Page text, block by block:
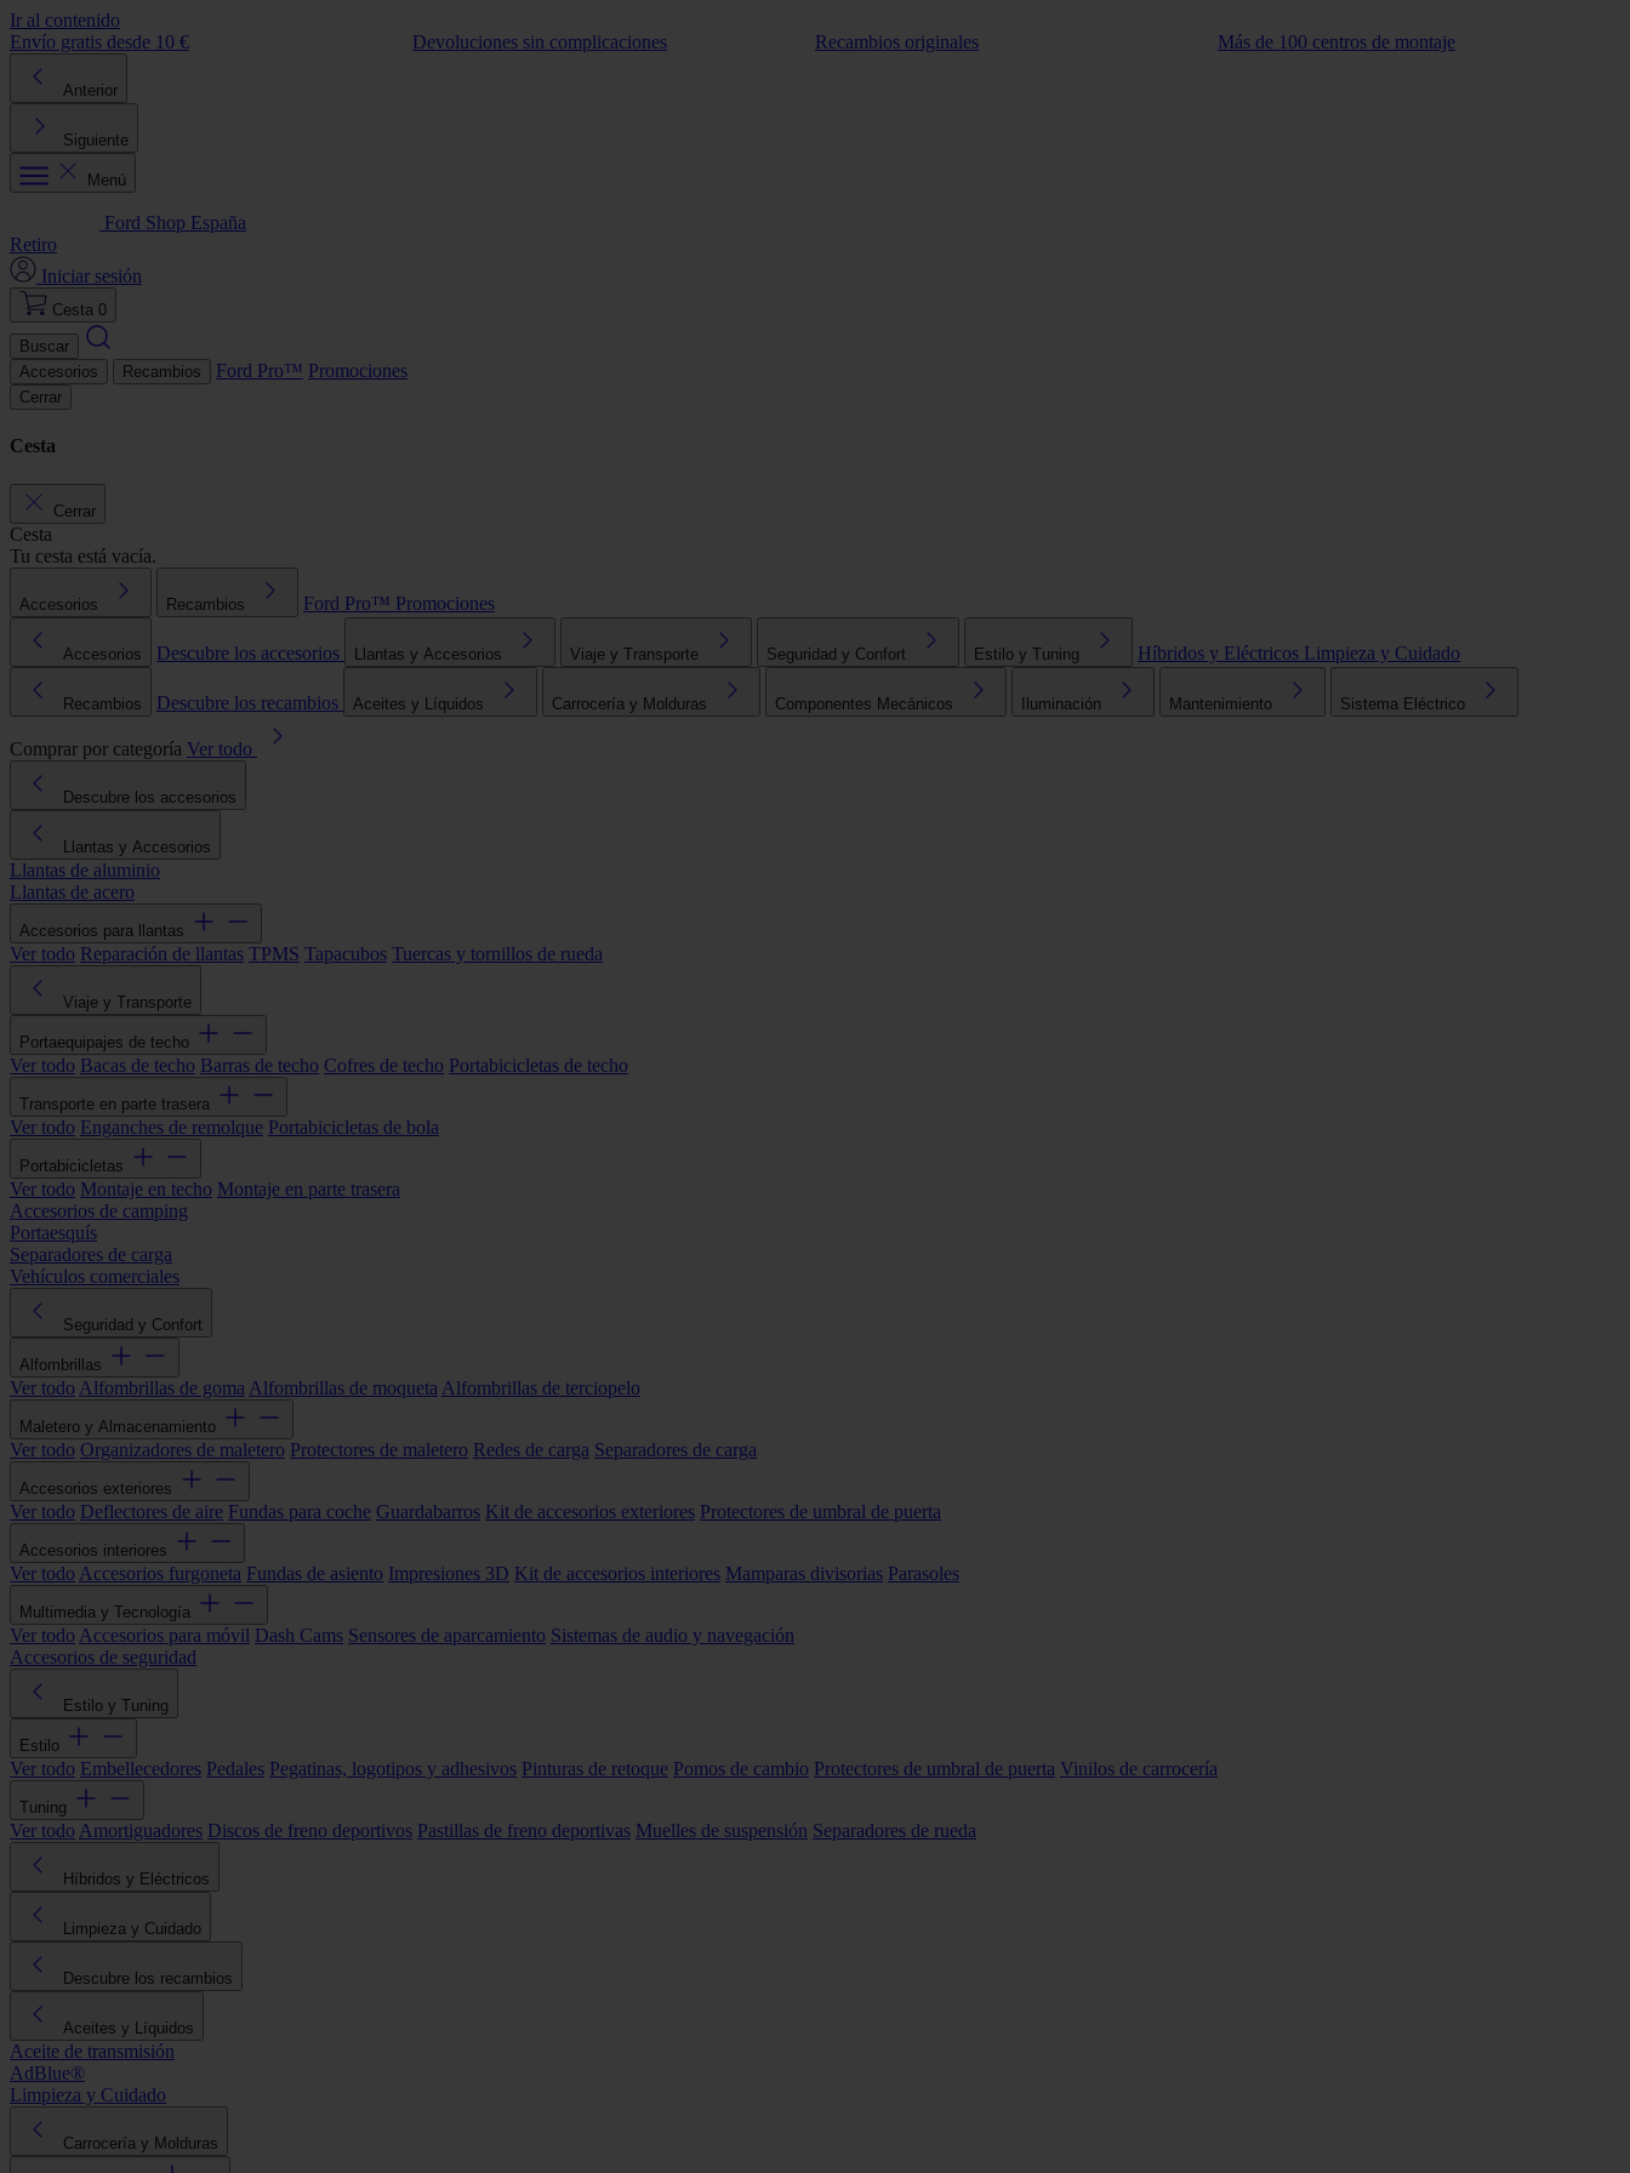
Ir al contenido
Envío gratis desde 10 €
Devoluciones sin complicaciones Recambios originales Más de 100 centros de montaje
Anterior
Siguiente
Menú
Ford Shop España
Retiro
Iniciar sesión
Cesta 0
Buscar
Accesorios
Recambios Ford Pro™ Promociones
Cerrar
Cesta
Cerrar
Cesta
Tu cesta está vacía.
Accesorios Recambios Ford Pro™ Promociones
Accesorios Descubre los accesorios Llantas y Accesorios Viaje y Transporte Seguridad y Confort Estilo y Tuning Híbridos y Eléctricos Limpieza y Cuidado
Recambios Descubre los recambios Aceites y Líquidos Carrocería y Molduras Componentes Mecánicos Iluminación Mantenimiento Sistema Eléctrico
Comprar por categoría Ver todo
Descubre los accesorios
Llantas y Accesorios
Llantas de aluminio
Llantas de acero
Accesorios para llantas
Ver todo Reparación de llantas TPMS Tapacubos Tuercas y tornillos de rueda
Viaje y Transporte
Portaequipajes de techo
Ver todo Bacas de techo Barras de techo Cofres de techo Portabicicletas de techo
Transporte en parte trasera
Ver todo Enganches de remolque Portabicicletas de bola
Portabicicletas
Ver todo Montaje en techo Montaje en parte trasera
Accesorios de camping
Portaesquís
Separadores de carga
Vehículos comerciales
Seguridad y Confort
Alfombrillas
Ver todo Alfombrillas de goma Alfombrillas de moqueta Alfombrillas de terciopelo
Maletero y Almacenamiento
Ver todo Organizadores de maletero Protectores de maletero Redes de carga Separadores de carga
Accesorios exteriores
Ver todo Deflectores de aire Fundas para coche Guardabarros Kit de accesorios exteriores Protectores de umbral de puerta
Accesorios interiores
Ver todo Accesorios furgoneta Fundas de asiento Impresiones 3D Kit de accesorios interiores Mamparas divisorias Parasoles
Multimedia y Tecnología
Ver todo Accesorios para móvil Dash Cams Sensores de aparcamiento Sistemas de audio y navegación
Accesorios de seguridad
Estilo y Tuning
Estilo
Ver todo Embellecedores Pedales Pegatinas, logotipos y adhesivos Pinturas de retoque Pomos de cambio Protectores de umbral de puerta Vinilos de carrocería
Tuning
Ver todo Amortiguadores Discos de freno deportivos Pastillas de freno deportivas Muelles de suspensión Separadores de rueda
Híbridos y Eléctricos
Limpieza y Cuidado
Descubre los recambios
Aceites y Líquidos
Aceite de transmisión
AdBlue®
Limpieza y Cuidado
Carrocería y Molduras